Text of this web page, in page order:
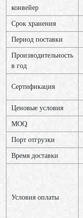
конвейер
Срок хранения
Период поставки
Производительность
в год
Сертификация
Ценовые условия
MOQ
Порт отгрузки
Время доставки
Условия оплаты